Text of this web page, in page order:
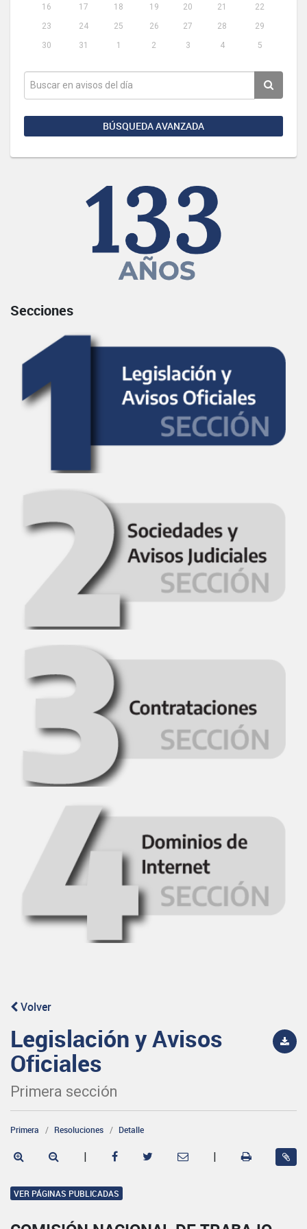
16
17 18 19 20 21
22
23
24 25 26 27 28
29
30
31 1 2 3 4 5
BÚSQUEDA AVANZADA
Secciones
Volver
Legislación y Avisos
Oficiales
Primera sección
Primera Resoluciones Detalle
| |
VER PÁGINAS PUBLICADAS